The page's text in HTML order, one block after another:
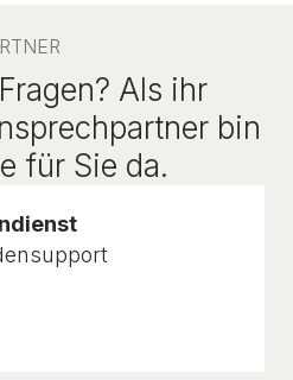
Als ihr
bin
für Sie da.